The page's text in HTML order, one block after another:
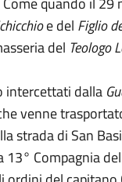
e del Figlio
del Teologo
intercettati dalla
venne
strada di San
13° Compagnia